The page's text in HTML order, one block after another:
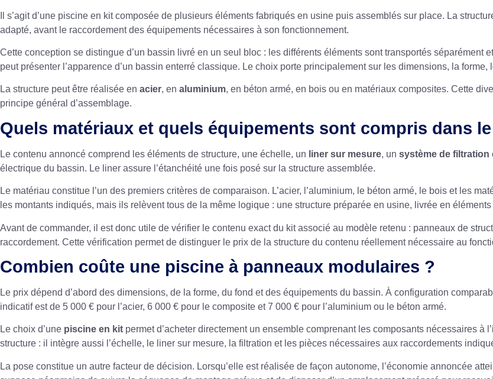
Il s’agit d’une piscine en kit composée de plusieurs éléments fabriqués en usine puis assemblés sur place. La
adapté, avant le raccordement des équipements nécessaires à son fonctionnement.
Cette conception se distingue d’un bassin livré en un seul bloc : les différents éléments sont transportés
peut présenter l’apparence d’un bassin enterré classique. Le choix porte principalement sur les dimensions, la
La structure peut être réalisée en acier, en aluminium, en béton armé, en bois ou en matériaux composites. Cette
principe général d’assemblage.
Quels matériaux et quels équipements sont compris dans
Le contenu annoncé comprend les éléments de structure, une échelle, un liner sur mesure, un système de filtration
électrique du bassin. Le liner assure l’étanchéité une fois posé sur la structure assemblée.
Le matériau constitue l’un des premiers critères de comparaison. L’acier, l’aluminium, le béton armé, le bois et les
les montants indiqués, mais ils relèvent tous de la même logique : une structure préparée en usine, livrée en
Avant de commander, il est donc utile de vérifier le contenu exact du kit associé au modèle retenu : panneaux de
raccordement. Cette vérification permet de distinguer le prix de la structure du contenu réellement nécessaire au
Combien coûte une piscine à panneaux modulaires ?
Le prix dépend d’abord des dimensions, de la forme, du fond et des équipements du bassin. À configuration
indicatif est de 5 000 € pour l’acier, 6 000 € pour le composite et 7 000 € pour l’aluminium ou le béton armé.
Le choix d’une piscine en kit permet d’acheter directement un ensemble comprenant les composants nécessaires
structure : il intègre aussi l’échelle, le liner sur mesure, la filtration et les pièces nécessaires aux raccordements
La pose constitue un autre facteur de décision. Lorsqu’elle est réalisée de façon autonome, l’économie annoncée